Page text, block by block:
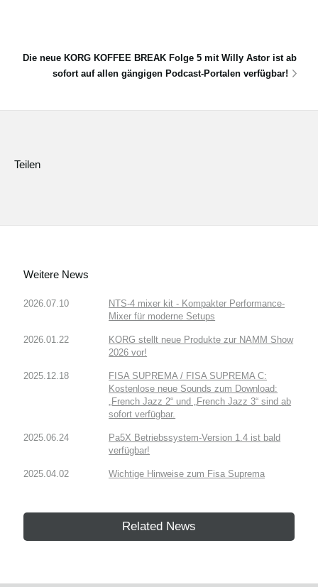
Die neue KORG KOFFEE BREAK Folge 5 mit Willy Astor ist ab
sofort auf allen gängigen Podcast-Portalen verfügbar!
Teilen
Weitere News
2026.07.10
NTS-4 mixer kit - Kompakter Performance-
Mixer für moderne Setups
2026.01.22
KORG stellt neue Produkte zur NAMM Show
2026 vor!
2025.12.18
FISA SUPREMA / FISA SUPREMA C:
Kostenlose neue Sounds zum Download:
„French Jazz 2“ und „French Jazz 3“ sind ab
sofort verfügbar.
2025.06.24
Pa5X Betriebssystem-Version 1.4 ist bald
verfügbar!
2025.04.02 Wichtige Hinweise zum Fisa Suprema
Related News